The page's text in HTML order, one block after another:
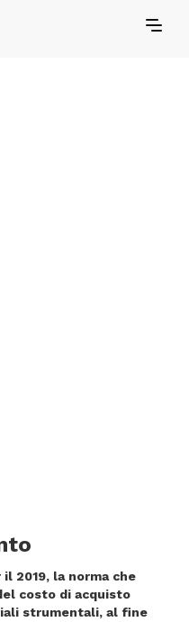
2019, la norma che
costo di acquisto
strumentali, al fine